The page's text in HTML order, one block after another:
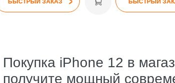
БЫСТРЫЙ ЗАКАЗ БЫСТРЫЙ
Покупка iPhone 12 в
получите мощный